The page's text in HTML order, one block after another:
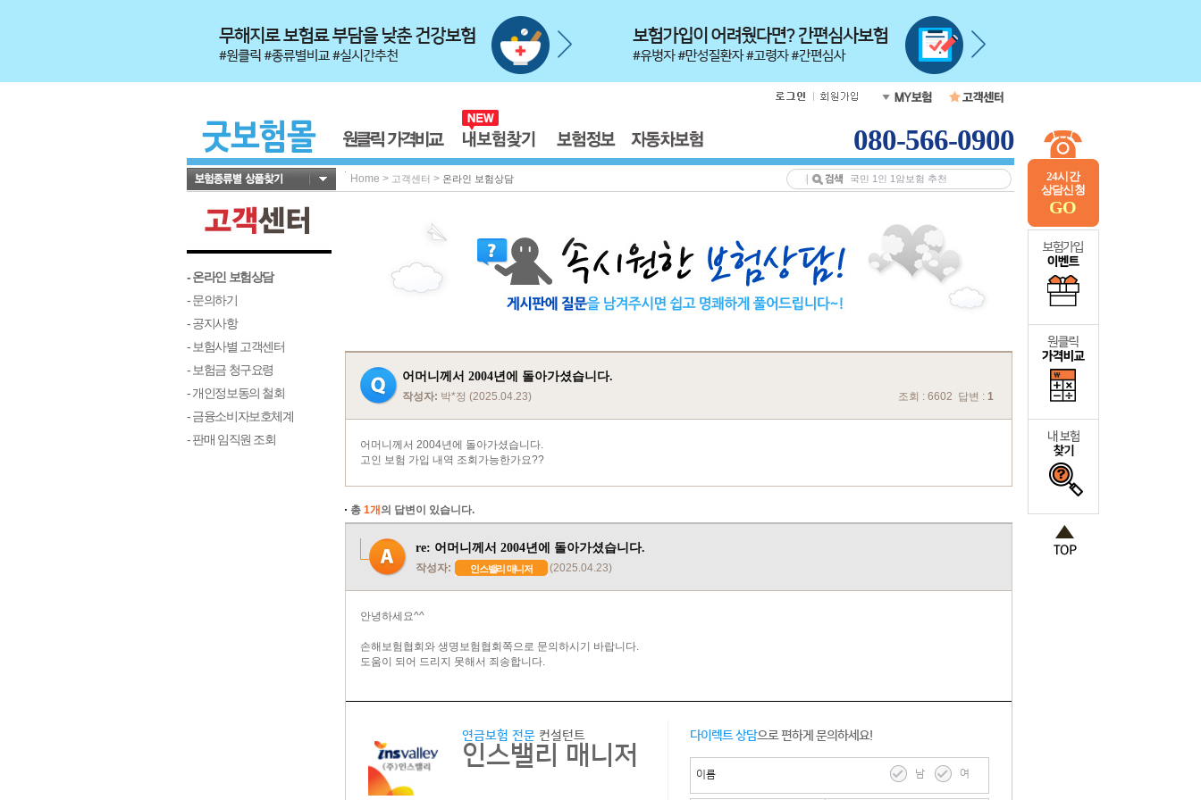
24시간
상담신청
GO
080-566-0900
Home > 고객센터 > 온라인 보험상담
- 온라인 보험상담
- 문의하기
- 공지사항
- 보험사별 고객센터
- 보험금 청구요령
- 개인정보동의 철회
- 금융소비자보호체계
- 판매 임직원 조회
어머니께서 2004년에 돌아가셨습니다.
작성자: 박*정 (2025.04.23) 조회 : 6602 답변 : 1
어머니께서 2004년에 돌아가셨습니다.
고인 보험 가입 내역 조회가능한가요??
총 1개의 답변이 있습니다.
re: 어머니께서 2004년에 돌아가셨습니다.
작성자: 인스밸리 매니저 (2025.04.23)
안녕하세요^^
손해보험협회와 생명보험협회쪽으로 문의하시기 바랍니다.
도움이 되어 드리지 못해서 죄송합니다.
연금보험 전문 컨설턴트
인스밸리 매니저
다이렉트 상담으로 편하게 문의하세요!
남 여